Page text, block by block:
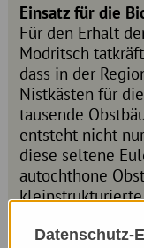
Einsatz für die
Für den Erhalt
Modritsch
dass in der
Nistkästen für
tausende
entsteht nicht
diese seltene
autochthone
Datenschutz-